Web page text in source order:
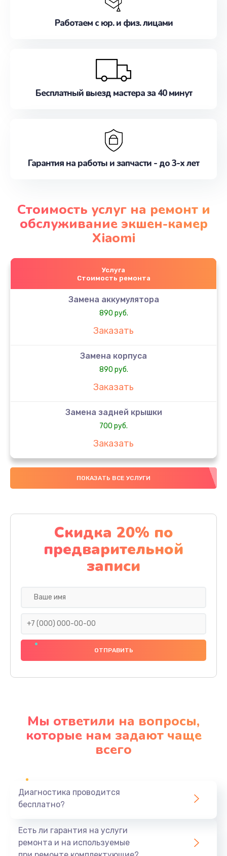
Работаем с юр. и физ. лицами
Бесплатный выезд мастера за 40 минут
Гарантия на работы и запчасти - до 3-х лет
Стоимость услуг на ремонт и
обслуживание экшен-камер
Xiaomi
Услуга
Стоимость ремонта
Замена аккумулятора
890 руб.
Заказать
Замена корпуса
890 руб.
Заказать
Замена задней крышки
700 руб.
Заказать
Комплексная чистка
900 руб.
Замена стекла
1100 руб.
Заказать
Замена разъема питания
600 руб.
Заказать
Ремонт мультиконтроллера
Замена кнопки включения
Заказать
ПОКАЗАТЬ ВСЕ УСЛУГИ
Скидка 20% по
предварительной
записи
Мы ответили на вопросы,
которые нам задают чаще
всего
Диагностика проводится
бесплатно?
Есть ли гарантия на услуги
ремонта и на используемые